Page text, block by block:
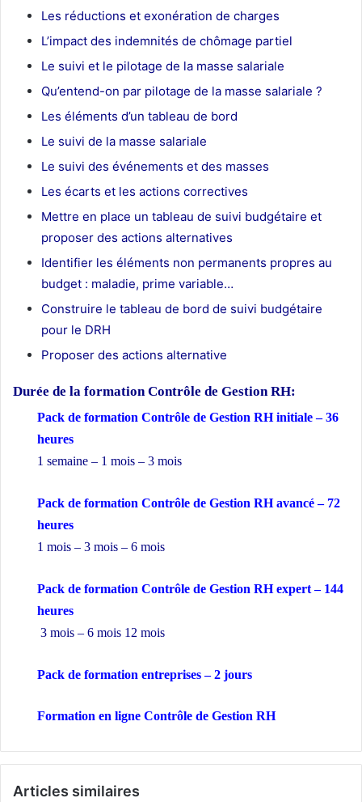
Les réductions et exonération de charges
L’impact des indemnités de chômage partiel
Le suivi et le pilotage de la masse salariale
Qu’entend-on par pilotage de la masse salariale ?
Les éléments d’un tableau de bord
Le suivi de la masse salariale
Le suivi des événements et des masses
Les écarts et les actions correctives
Mettre en place un tableau de suivi budgétaire et
proposer des actions alternatives
Identifier les éléments non permanents propres au
budget : maladie, prime variable…
Construire le tableau de bord de suivi budgétaire
pour le DRH
Proposer des actions alternative
Durée de la formation Contrôle de Gestion RH:
Pack de formation Contrôle de Gestion RH initiale – 36
heures
1 semaine – 1 mois – 3 mois
Pack de formation Contrôle de Gestion RH avancé – 72
heures
1 mois – 3 mois – 6 mois
Pack de formation Contrôle de Gestion RH expert – 144
heures
3 mois – 6 mois 12 mois
Pack de formation entreprises– 2 jours
Formation en ligne Contrôle de Gestion RH
Articles similaires